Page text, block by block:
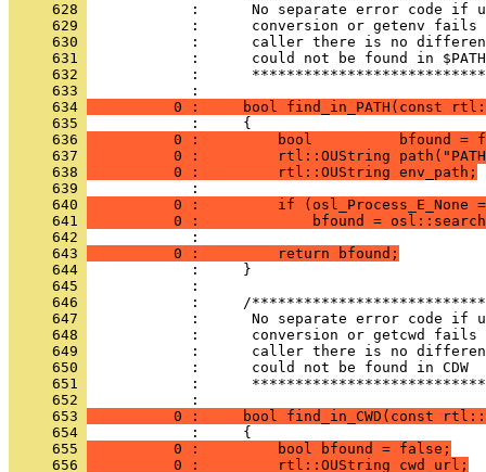
     628
     629
     630
     631
     632
:
     633
     634
0 :     bool find_in_PATH(const
     635
     636
0 :         bool          bfound =
     637
0 :         rtl::OUString
     638
          0 :         rtl::OUString env_path;
     639
     640
0 :         if (osl_Process_E_None
     641
0 :             bfound =
     642
     643
          0 :         return bfound;
     644
     645
     646
     647
     648
     649
     650
     651
:
     652
     653
0 :     bool find_in_CWD(const
     654
     655
          0 :         bool bfound = false;
     656
          0 :         rtl::OUString cwd_url;